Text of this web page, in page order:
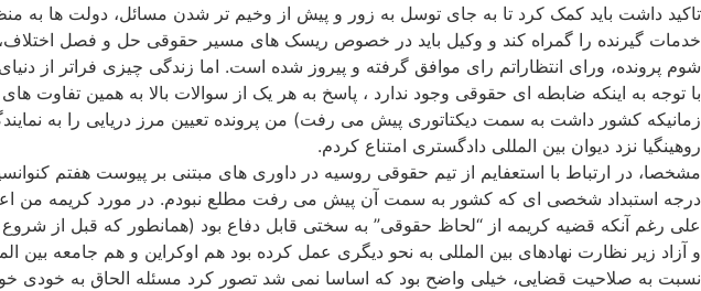
تاکید داشت باید کمک کرد تا به جای توسل به زور و پیش از وخیم تر شدن مسائل، دولت ها به
خدمات گیرنده را گمراه کند و وکیل باید در خصوص ریسک های مسیر حقوقی حل و فصل
شوم پرونده، ورای انتظاراتم رای موافق گرفته و پیروز شده است. اما زندگی چیزی فراتر
با توجه به اینکه ضابطه ای حقوقی وجود ندارد ، پاسخ به هر یک از سوالات بالا به همین
زمانیکه کشور داشت به سمت دیکتاتوری پیش می رفت) من پرونده تعیین مرز دریایی را به
روهینگیا نزد دیوان بین المللی دادگستری امتناع کردم.
مشخصا، در ارتباط با استعفایم از تیم حقوقی روسیه در داوری های مبتنی بر پیوست هفتم
درجه استبداد شخصی ای که کشور به سمت آن پیش می رفت مطلع نبودم. در مورد کریمه من
علی رغم آنکه قضیه کریمه از “لحاظ حقوقی” به سختی قابل دفاع بود (همانطور که قبل از شروع
و آزاد زیر نظارت نهادهای بین المللی به نحو دیگری عمل کرده بود هم اوکراین و هم جامعه
نسبت به صلاحیت قضایی، خیلی واضح بود که اساسا نمی شد تصور کرد مسئله الحاق به خودی